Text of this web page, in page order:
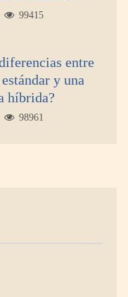
99415
entre
y una
híbrida?
98961